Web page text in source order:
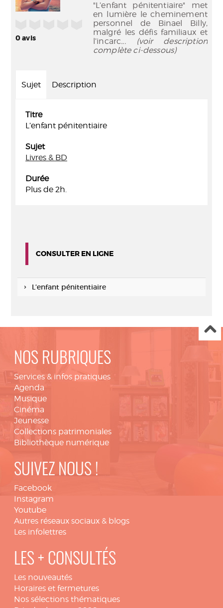
0avis
"L’enfant pénitentiaire" met
en lumière le cheminement
personnel de Binael Billy,
malgré les défis familiaux et
l’incarc... (voir description
complète ci-dessous)
Sujet Description
Titre
L’enfant pénitentiaire
Sujet
Livres & BD
Durée
Plus de 2h.
CONSULTER EN LIGNE
L’enfant pénitentiaire
NOS RUBRIQUES
Services & infos pratiques
Agenda
Musique
Cinéma
Jeunesse
Collections patrimoniales
Bibliothèque numérique
SUIVEZ NOUS !
Facebook
Instagram
Youtube
Autres réseaux sociaux & blogs
Les infolettres
LES + CONSULTÉS
Les nouveautés
Horaires et fermetures
Nos sélections thématiques